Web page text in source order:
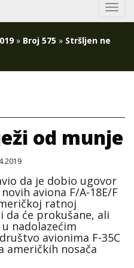
» Broj 575 » Stršljen ne
od munje
da je dobio ugovor
aviona F/A-18E/F
ratnoj
da će prokušane, ali
nadolazećim
avionima F-35C
američkih nosača